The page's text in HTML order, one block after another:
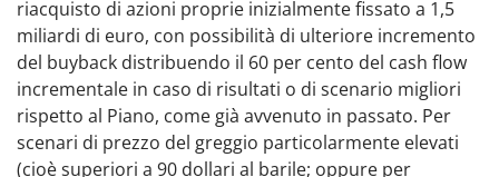
riacquisto di azioni proprie inizialmente fissato a 1,5
miliardi di euro, con possibilità di ulteriore incremento
del buyback distribuendo il 60 per cento del cash flow
incrementale in caso di risultati o di scenario migliori
rispetto al Piano, come già avvenuto in passato. Per
scenari di prezzo del greggio particolarmente elevati
(cioè superiori a 90 dollari al barile; oppure per